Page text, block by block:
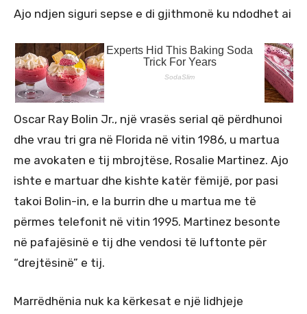
Ajo ndjen siguri sepse e di gjithmonë ku ndodhet ai
Oscar Ray Bolin Jr., një vrasës serial që përdhunoi
dhe vrau tri gra në Florida në vitin 1986, u martua
me avokaten e tij mbrojtëse, Rosalie Martinez. Ajo
ishte e martuar dhe kishte katër fëmijë, por pasi
takoi Bolin-in, e la burrin dhe u martua me të
përmes telefonit në vitin 1995. Martinez besonte
në pafajësinë e tij dhe vendosi të luftonte për
“drejtësinë” e tij.
Marrëdhënia nuk ka kërkesat e një lidhjeje